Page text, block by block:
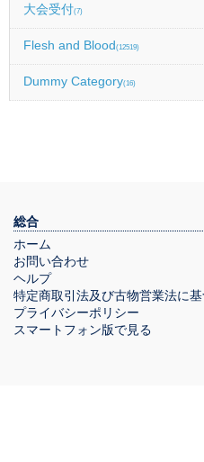
大会受付(7)
Flesh and Blood(12519)
Dummy Category(16)
総合
ホーム
お問い合わせ
ヘルプ
特定商取引法及び古物営業法に
プライバシーポリシー
スマートフォン版で見る